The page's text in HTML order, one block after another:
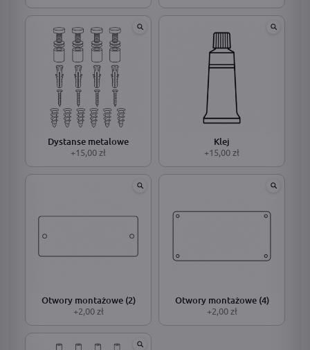
Dystanse metalowe
+15,00 zł
Klej
+15,00 zł
Otwory montażowe (2)
+2,00 zł
Otwory montażowe (4)
+2,00 zł